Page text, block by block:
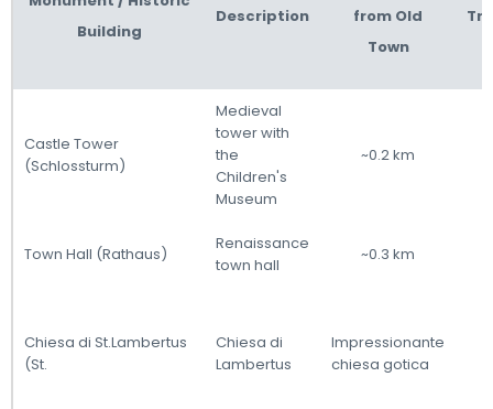
Building
Description
from Old
Town
Castle Tower
(Schlossturm)
Medieval
tower with
the
Children's
Museum
~0.2 km
Town Hall (Rathaus)
Renaissance
town hall
~0.3 km
Chiesa di St.Lambertus
(St.
Chiesa di
Lambertus
Impressionante
chiesa gotica